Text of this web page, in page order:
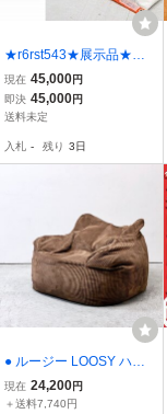
★r6rst543★展示品★ス
ペイン★DVELAS★デュ
ヴェラス★GENOIS★ク
ッション★ビーズクッシ
デン★ソファ★チェア
現在 45,000円
即決 45,000円
送料未定
入札 - 残り 3日
● ルージー LOOSY ハグ
ミー HUGME 1人掛けビ
ーズソファ ビーズクッシ
現在 24,200円
＋送料7,740円